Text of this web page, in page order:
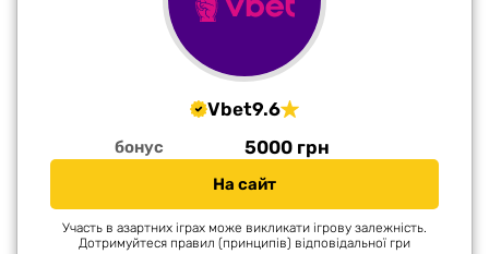
Vbet9.6
бонус 5000 грн
На сайт
Участь в азартних іграх може викликати ігрову залежність.
Дотримуйтеся правил (принципів) відповідальної гри